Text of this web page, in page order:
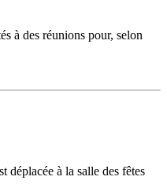
à des réunions pour, selon
à la salle des fêtes